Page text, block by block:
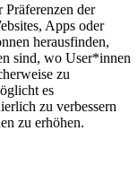
Präferenzen der
Apps oder
herausfinden,
sind, wo User*innen
zu
es
zu verbessern
zu erhöhen.